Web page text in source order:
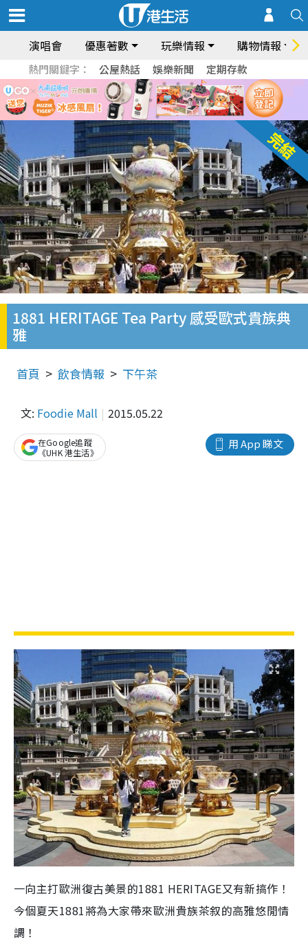
演唱會 優惠著數 玩樂情報 購物情報
熱門關鍵字： 公屋熱話 娛樂新聞 定期存款
1881 HERITAGE Tea Party 感受歐式貴族典
雅
首頁 飲食情報 下午茶
文: Foodie Mall 2015.05.22
用 App 睇文
在Google追蹤
《UHK 港生活》
一向主打歐洲復古美景的1881 HERITAGE又有新搞作！
今個夏天1881將為大家帶來歐洲貴族茶叙的高雅悠閒情
調！